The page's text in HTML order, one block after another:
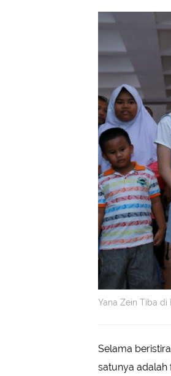
Yana Zein Tiba
Selama
satunya adalah